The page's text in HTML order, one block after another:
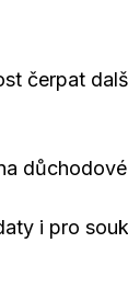
čerpat
i pro